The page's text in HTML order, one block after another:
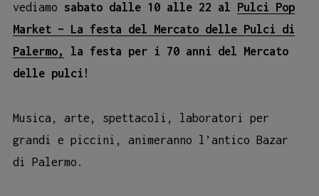
vediamo sabato dalle 10 alle 22 al
Pulci Pop
Market – La festa del Mercato delle Pulci di
Palermo,
la festa per i 70 anni del Mercato
delle pulci!
Musica, arte, spettacoli, laboratori per
grandi e piccini, animeranno l’antico Bazar
di Palermo.